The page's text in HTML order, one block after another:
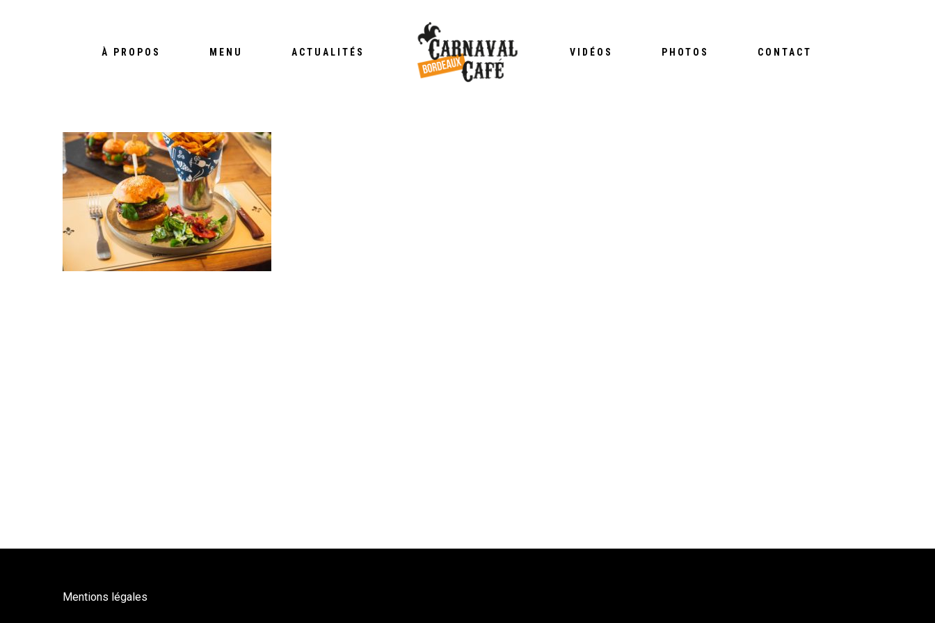
À PROPOS MENU ACTUALITÉS VIDÉOS PHOTOS CONTACT
Mentions légales